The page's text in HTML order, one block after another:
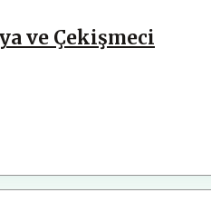
ve Çekişmeci